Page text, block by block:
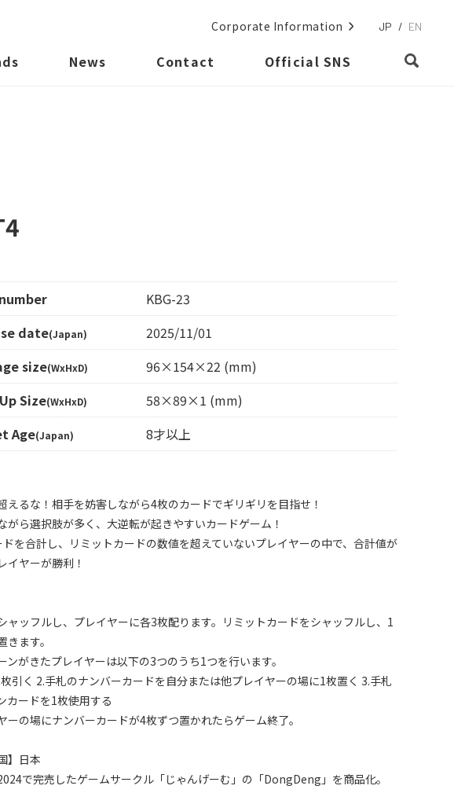
Corporate Information JP / EN
News Contact Official SNS
KBG-23
date(Japan)
2025/11/01
size(WxHxD)
96×154×22 (mm)
Size(WxHxD)
58×89×1 (mm)
Age(Japan) 8才以上
えるな！相手を妨害しながら4枚のカードでギリギリを目指せ！
がら選択肢が多く、大逆転が起きやすいカードゲーム！
ドを合計し、リミットカードの数値を超えていないプレイヤーの中で、合計値が
イヤーが勝利！
ッフルし、プレイヤーに各3枚配ります。リミットカードをシャッフルし、1
ます。
がきたプレイヤーは以下の3つのうち1つを行います。
引く 2.手札のナンバーカードを自分または他プレイヤーの場に1枚置く 3.手札
カードを1枚使用する
の場にナンバーカードが4枚ずつ置かれたらゲーム終了。
】日本
で完売したゲームサークル「じゃんげーむ」の「DongDeng」を商品化。